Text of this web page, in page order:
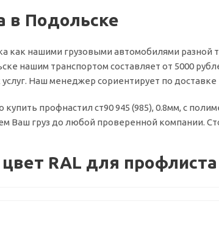
в Подольске
как нашими грузовыми автомобилями
нашим транспортом составляет от 5000
Наш менеджер сориентирует по доставке
купить профнастил ст90 945 (985), 0.8мм, с
Ваш груз до любой проверенной компании.
RAL для профлиста